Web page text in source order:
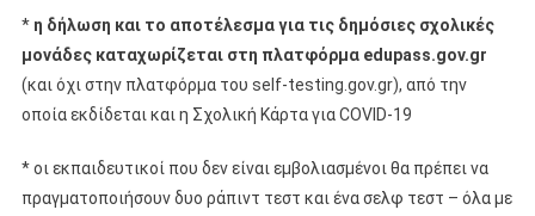
* η δήλωση και το αποτέλεσμα για τις δημόσιες σχολικές
μονάδες καταχωρίζεται στη πλατφόρμα edupass.gov.gr
(και όχι στην πλατφόρμα του self-testing.gov.gr), από την
οποία εκδίδεται και η Σχολική Κάρτα για COVID-19
* οι εκπαιδευτικοί που δεν είναι εμβολιασμένοι θα πρέπει να
πραγματοποιήσουν δυο ράπιντ τεστ και ένα σελφ τεστ – όλα με